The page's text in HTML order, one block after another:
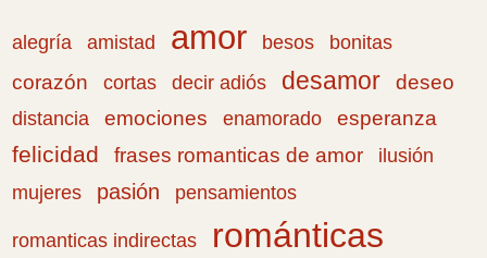
alegría amistad amor besos
bonitas
corazón
cortas decir adiós desamor deseo
distancia emociones enamorado esperanza
felicidad frases romanticas de amor
ilusión
mujeres
pasión pensamientos
romanticas indirectas románticas